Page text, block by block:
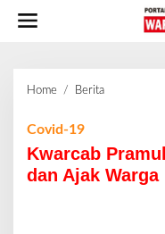
Home / Berita
c
a
Covid-19
Kwarcab
dan Ajak Warga